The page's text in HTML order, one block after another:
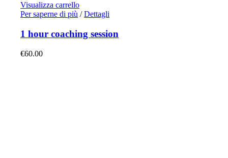
Visualizza carrello
Per saperne di più / Dettagli
1 hour coaching session
€60.00